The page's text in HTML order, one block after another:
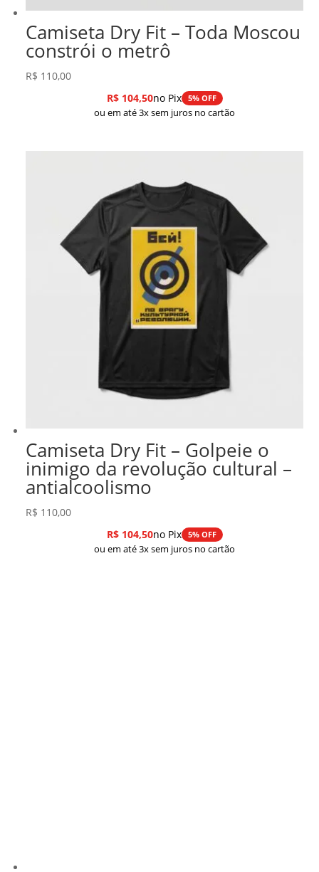
Camiseta Dry Fit – Toda Moscou
constrói o metrô
R$ 110,00
R$104,50no Pix 5% OFF
ou em até 3x sem juros no cartão
Camiseta Dry Fit – Golpeie o
inimigo da revolução cultural –
antialcoolismo
R$ 110,00
R$104,50no Pix 5% OFF
ou em até 3x sem juros no cartão